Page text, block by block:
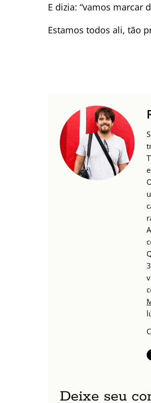
E dizia: “vamos marcar
Estamos todos ali, tão
Deixe seu